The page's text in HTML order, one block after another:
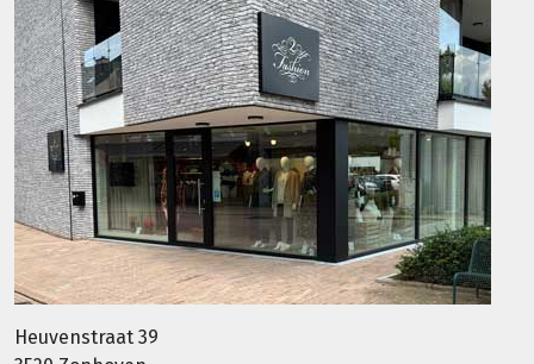
Heuvenstraat 39